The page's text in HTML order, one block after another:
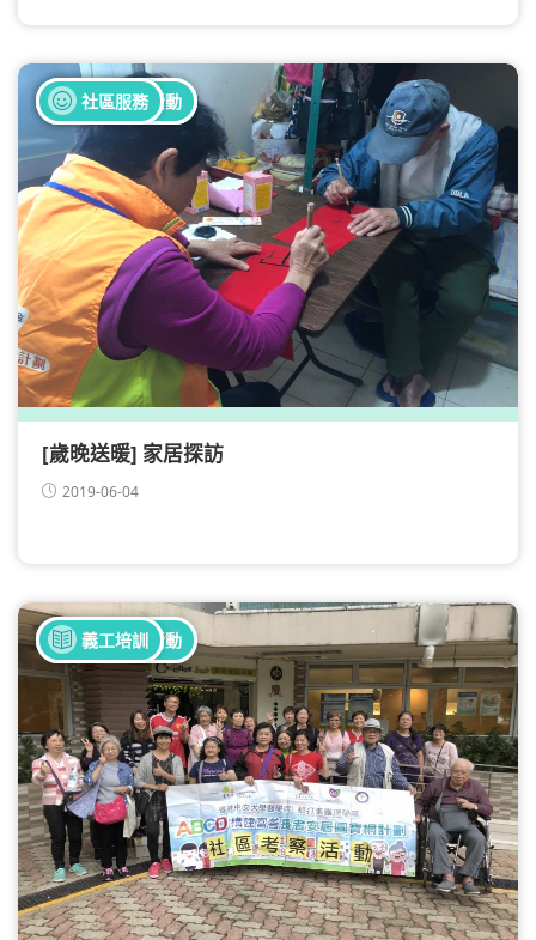
[歲晚送暖] 家居探訪
2019-06-04
全部健康活動
全部義工活動
社區服務
全部健康活動
義工培訓